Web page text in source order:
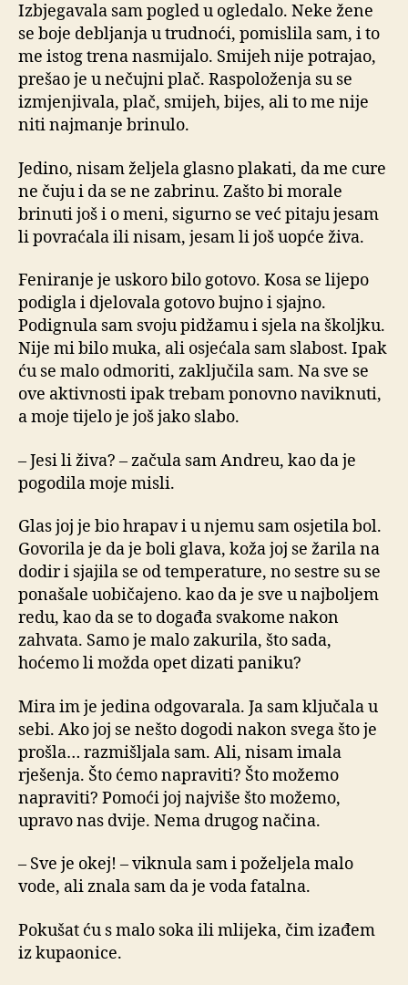
Izbjegavala sam pogled u ogledalo. Neke žene
se boje debljanja u trudnoći, pomislila sam, i to
me istog trena nasmijalo. Smijeh nije potrajao,
prešao je u nečujni plač. Raspoloženja su se
izmjenjivala, plač, smijeh, bijes, ali to me nije
niti najmanje brinulo.
Jedino, nisam željela glasno plakati, da me cure
ne čuju i da se ne zabrinu. Zašto bi morale
brinuti još i o meni, sigurno se već pitaju jesam
li povraćala ili nisam, jesam li još uopće živa.
Feniranje je uskoro bilo gotovo. Kosa se lijepo
podigla i djelovala gotovo bujno i sjajno.
Podignula sam svoju pidžamu i sjela na školjku.
Nije mi bilo muka, ali osjećala sam slabost. Ipak
ću se malo odmoriti, zaključila sam. Na sve se
ove aktivnosti ipak trebam ponovno naviknuti,
a moje tijelo je još jako slabo.
– Jesi li živa? – začula sam Andreu, kao da je
pogodila moje misli.
Glas joj je bio hrapav i u njemu sam osjetila bol.
Govorila je da je boli glava, koža joj se žarila na
dodir i sjajila se od temperature, no sestre su se
ponašale uobičajeno. kao da je sve u najboljem
redu, kao da se to događa svakome nakon
zahvata. Samo je malo zakurila, što sada,
hoćemo li možda opet dizati paniku?
Mira im je jedina odgovarala. Ja sam ključala u
sebi. Ako joj se nešto dogodi nakon svega što je
prošla… razmišljala sam. Ali, nisam imala
rješenja. Što ćemo napraviti? Što možemo
napraviti? Pomoći joj najviše što možemo,
upravo nas dvije. Nema drugog načina.
– Sve je okej! – viknula sam i poželjela malo
vode, ali znala sam da je voda fatalna.
Pokušat ću s malo soka ili mlijeka, čim izađem
iz kupaonice.